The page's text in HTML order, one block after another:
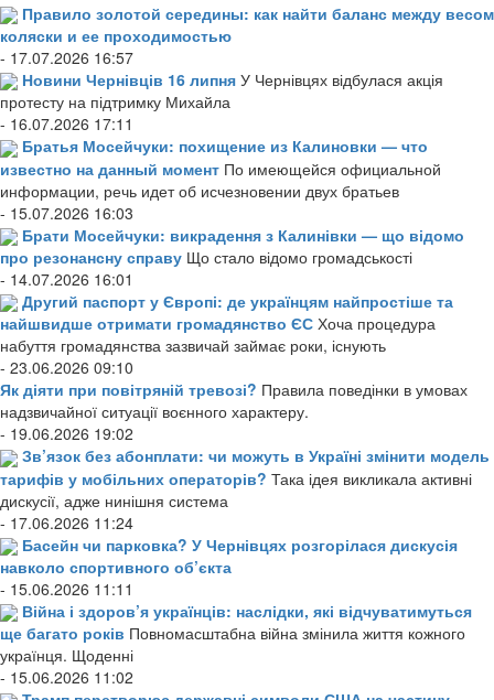
Правило золотой середины: как найти баланс между весом
коляски и ее проходимостью
- 17.07.2026 16:57
Новини Чернівців 16 липня У Чернівцях відбулася акція
протесту на підтримку Михайла
- 16.07.2026 17:11
Братья Мосейчуки: похищение из Калиновки — что
известно на данный момент По имеющейся официальной
информации, речь идет об исчезновении двух братьев
- 15.07.2026 16:03
Брати Мосейчуки: викрадення з Калинівки — що відомо
про резонансну справу Що стало відомо громадськості
- 14.07.2026 16:01
Другий паспорт у Європі: де українцям найпростіше та
найшвидше отримати громадянство ЄС Хоча процедура
набуття громадянства зазвичай займає роки, існують
- 23.06.2026 09:10
Як діяти при повітряній тревозі? Правила поведінки в умовах
надзвичайної ситуації воєнного характеру.
- 19.06.2026 19:02
Зв’язок без абонплати: чи можуть в Україні змінити модель
тарифів у мобільних операторів? Така ідея викликала активні
дискусії, адже нинішня система
- 17.06.2026 11:24
Басейн чи парковка? У Чернівцях розгорілася дискусія
навколо спортивного об’єкта
- 15.06.2026 11:11
Війна і здоров’я українців: наслідки, які відчуватимуться
ще багато років Повномасштабна війна змінила життя кожного
українця. Щоденні
- 15.06.2026 11:02